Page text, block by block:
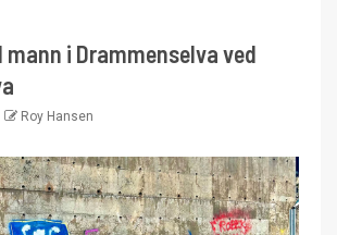
mann i Drammenselva ved
Roy Hansen